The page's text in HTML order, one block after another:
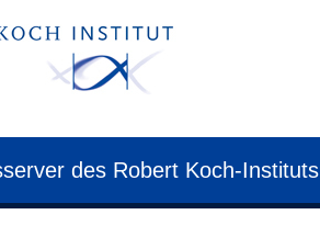
des Robert Koch-Instituts